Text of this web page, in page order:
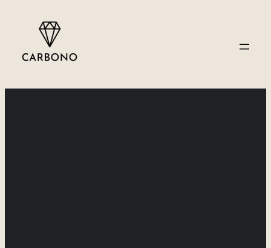
contenido